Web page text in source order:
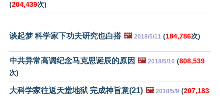
(204,439次)
谈起梦 科学家下功夫研究也白搭 🖼️ 2018/5/11 (184,786次)
中共异常高调纪念马克思诞辰的原因 🖼️ 2018/5/10 (808,539
次)
大科学家往返天堂地狱 完成神旨意(21) 🖼️ 2018/5/9 (207,183